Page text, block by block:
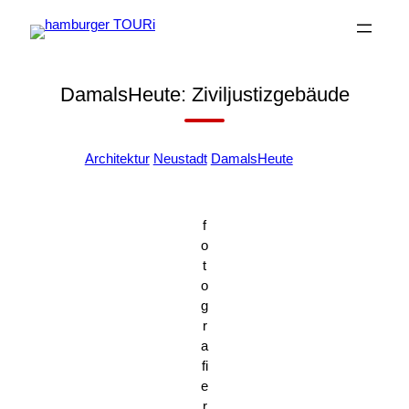
Inhalt
DamalsHeute: Ziviljustizgebäude
Architektur Neustadt DamalsHeute
f
o
t
o
g
r
a
fi
e
r